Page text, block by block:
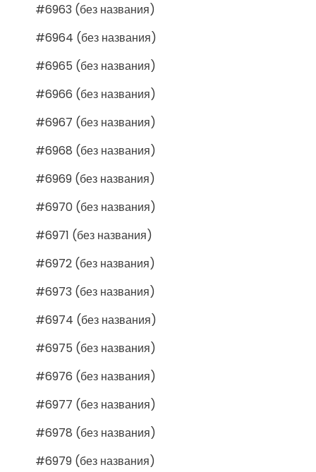
#6963 (без названия)
#6964 (без названия)
#6965 (без названия)
#6966 (без названия)
#6967 (без названия)
#6968 (без названия)
#6969 (без названия)
#6970 (без названия)
#6971 (без названия)
#6972 (без названия)
#6973 (без названия)
#6974 (без названия)
#6975 (без названия)
#6976 (без названия)
#6977 (без названия)
#6978 (без названия)
#6979 (без названия)